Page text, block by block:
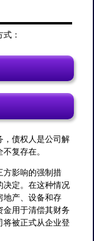
：
，债权人是公司解
复存在。
方影响的强制措
决定。在这种情况
地产、设备和存
用于清偿其财务
被正式从企业登